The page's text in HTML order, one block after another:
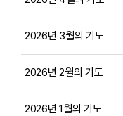
2026년 3월의 기도
2026년 2월의 기도
2026년 1월의 기도